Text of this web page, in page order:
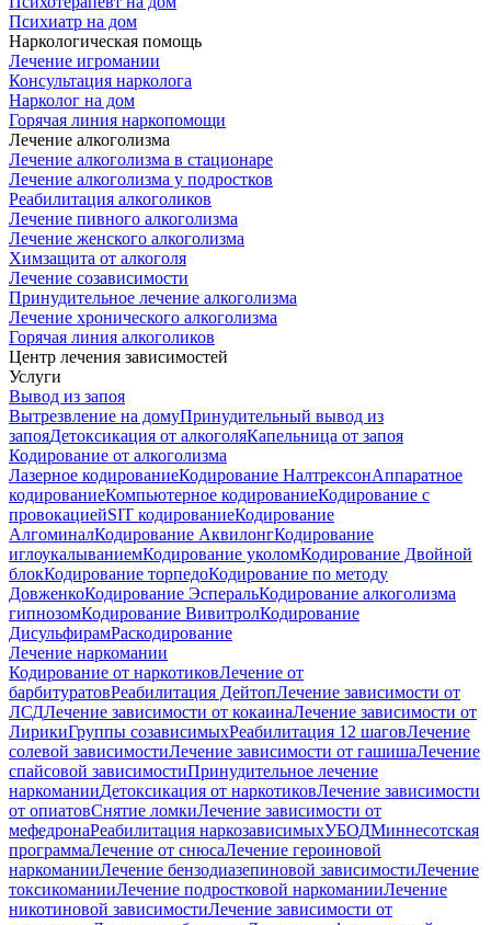
Психиатр на дом
Наркологическая помощь
Лечение игромании
Консультация нарколога
Нарколог на дом
Горячая линия наркопомощи
Лечение алкоголизма
Лечение алкоголизма в стационаре
Лечение алкоголизма у подростков
Реабилитация алкоголиков
Лечение пивного алкоголизма
Лечение женского алкоголизма
Химзащита от алкоголя
Лечение созависимости
Принудительное лечение алкоголизма
Лечение хронического алкоголизма
Горячая линия алкоголиков
Центр лечения зависимостей
Услуги
Вывод из запоя
Вытрезвление на домуПринудительный вывод из
запояДетоксикация от алкоголяКапельница от запоя
Кодирование от алкоголизма
Лазерное кодированиеКодирование НалтрексонАппаратное
кодированиеКомпьютерное кодированиеКодирование с
провокациейSIT кодированиеКодирование
АлгоминалКодирование АквилонгКодирование
иглоукалываниемКодирование уколомКодирование Двойной
блокКодирование торпедоКодирование по методу
ДовженкоКодирование ЭсперальКодирование алкоголизма
гипнозомКодирование ВивитролКодирование
ДисульфирамРаскодирование
Лечение наркомании
Кодирование от наркотиковЛечение от
барбитуратовРеабилитация ДейтопЛечение зависимости от
ЛСДЛечение зависимости от кокаинаЛечение зависимости от
ЛирикиГруппы созависимыхРеабилитация 12 шаговЛечение
солевой зависимостиЛечение зависимости от гашишаЛечение
спайсовой зависимостиПринудительное лечение
наркоманииДетоксикация от наркотиковЛечение зависимости
от опиатовСнятие ломкиЛечение зависимости от
мефедронаРеабилитация наркозависимыхУБОДМиннесотская
программаЛечение от снюсаЛечение героиновой
наркоманииЛечение бензодиазепиновой зависимостиЛечение
токсикоманииЛечение подростковой наркоманииЛечение
никотиновой зависимостиЛечение зависимости от